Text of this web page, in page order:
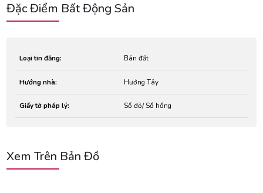
Đặc Điểm Bất Động Sản
Loại tin đăng: Bán đất
Hướng nhà: Hướng Tây
Giấy tờ pháp lý: Sổ đỏ/ Sổ hồng
Xem Trên Bản Đồ